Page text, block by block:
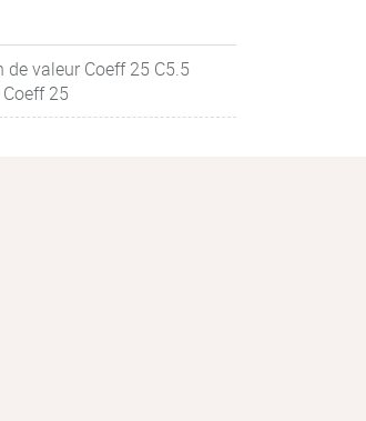
valeur Coeff 25 C5.5
25